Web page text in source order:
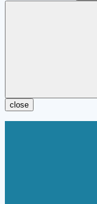
close